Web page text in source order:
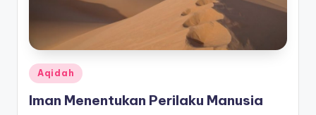
Posted
in
Aqidah
Iman Menentukan Perilaku Manusia